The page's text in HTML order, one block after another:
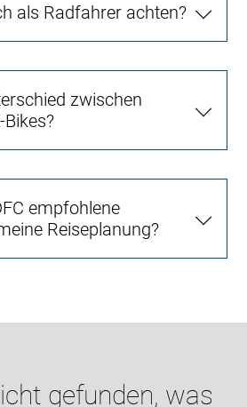
als Radfahrer achten?
zwischen
Bikes?
empfohlene
Reiseplanung?
gefunden, was